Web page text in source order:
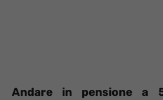
Andare in pensione a